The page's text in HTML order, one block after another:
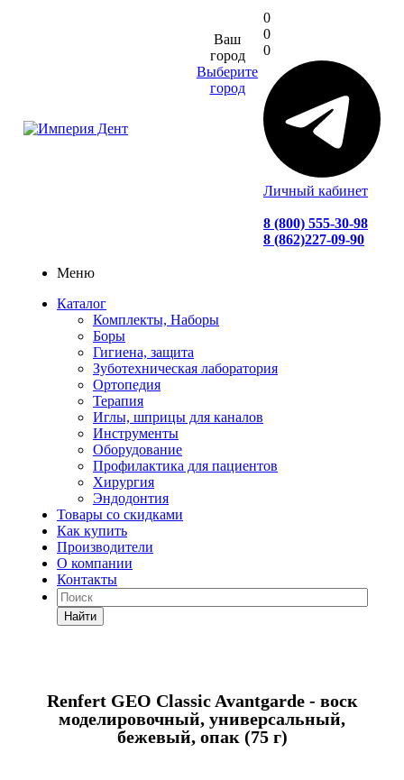
Ваш
город
Выберите
город
0
0
0
Личный кабинет
8 (800) 555-30-98
8 (862)227-09-90
Меню
Каталог
Комплекты, Наборы
Боры
Гигиена, защита
Зуботехническая лаборатория
Ортопедия
Терапия
Иглы, шприцы для каналов
Инструменты
Оборудование
Профилактика для пациентов
Хирургия
Эндодонтия
Товары со скидками
Как купить
Производители
О компании
Контакты
Найти
Renfert GEO Classic Avantgarde - воск
моделировочный, универсальный,
бежевый, опак (75 г)